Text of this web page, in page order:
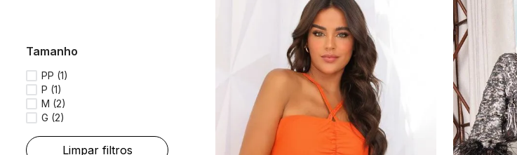
tamanho
PP (1)
P (1)
M (2)
G (2)